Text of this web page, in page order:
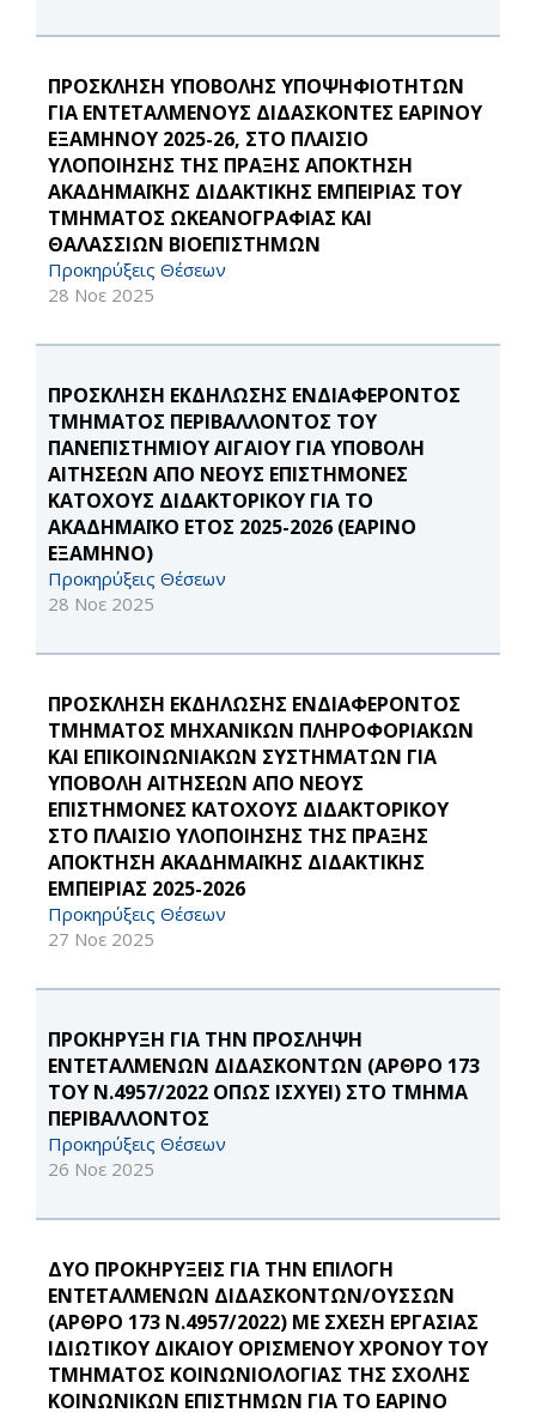
ΠΡΟΣΚΛΗΣΗ ΥΠΟΒΟΛΗΣ ΥΠΟΨΗΦΙΟΤΗΤΩΝ
ΓΙΑ ΕΝΤΕΤΑΛΜΕΝΟΥΣ ΔΙΔΑΣΚΟΝΤΕΣ ΕΑΡΙΝΟΥ
ΕΞΑΜΗΝΟΥ 2025-26, ΣΤΟ ΠΛΑΙΣΙΟ
ΥΛΟΠΟΙΗΣΗΣ ΤΗΣ ΠΡΑΞΗΣ ΑΠΟΚΤΗΣΗ
ΑΚΑΔΗΜΑΪΚΗΣ ΔΙΔΑΚΤΙΚΗΣ ΕΜΠΕΙΡΙΑΣ ΤΟΥ
ΤΜΗΜΑΤΟΣ ΩΚΕΑΝΟΓΡΑΦΙΑΣ ΚΑΙ
ΘΑΛΑΣΣΙΩΝ ΒΙΟΕΠΙΣΤΗΜΩΝ
Προκηρύξεις Θέσεων
28 Νοε 2025
ΠΡΟΣΚΛΗΣΗ ΕΚΔΗΛΩΣΗΣ ΕΝΔΙΑΦΕΡΟΝΤΟΣ
ΤΜΗΜΑΤΟΣ ΠΕΡΙΒΑΛΛΟΝΤΟΣ ΤΟΥ
ΠΑΝΕΠΙΣΤΗΜΙΟΥ ΑΙΓΑΙΟΥ ΓΙΑ ΥΠΟΒΟΛΗ
ΑΙΤΗΣΕΩΝ ΑΠΟ ΝΕΟΥΣ ΕΠΙΣΤΗΜΟΝΕΣ
ΚΑΤΟΧΟΥΣ ΔΙΔΑΚΤΟΡΙΚΟΥ ΓΙΑ ΤΟ
ΑΚΑΔΗΜΑΪΚΟ ΕΤΟΣ 2025-2026 (ΕΑΡΙΝΟ
ΕΞΑΜΗΝΟ)
Προκηρύξεις Θέσεων
28 Νοε 2025
ΠΡΟΣΚΛΗΣΗ ΕΚΔΗΛΩΣΗΣ ΕΝΔΙΑΦΕΡΟΝΤΟΣ
ΤΜΗΜΑΤΟΣ ΜΗΧΑΝΙΚΩΝ ΠΛΗΡΟΦΟΡΙΑΚΩΝ
ΚΑΙ ΕΠΙΚΟΙΝΩΝΙΑΚΩΝ ΣΥΣΤΗΜΑΤΩΝ ΓΙΑ
ΥΠΟΒΟΛΗ ΑΙΤΗΣΕΩΝ ΑΠΟ ΝΕΟΥΣ
ΕΠΙΣΤΗΜΟΝΕΣ ΚΑΤΟΧΟΥΣ ΔΙΔΑΚΤΟΡΙΚΟΥ
ΣΤΟ ΠΛΑΙΣΙΟ ΥΛΟΠΟΙΗΣΗΣ ΤΗΣ ΠΡΑΞΗΣ
ΑΠΟΚΤΗΣΗ ΑΚΑΔΗΜΑΪΚΗΣ ΔΙΔΑΚΤΙΚΗΣ
ΕΜΠΕΙΡΙΑΣ 2025-2026
Προκηρύξεις Θέσεων
27 Νοε 2025
ΠΡΟΚΗΡΥΞΗ ΓΙΑ ΤΗΝ ΠΡΟΣΛΗΨΗ
ΕΝΤΕΤΑΛΜΕΝΩΝ ΔΙΔΑΣΚΟΝΤΩΝ (ΑΡΘΡΟ 173
ΤΟΥ Ν.4957/2022 ΟΠΩΣ ΙΣΧΥΕΙ) ΣΤΟ ΤΜΗΜΑ
ΠΕΡΙΒΑΛΛΟΝΤΟΣ
Προκηρύξεις Θέσεων
26 Νοε 2025
ΔΥΟ ΠΡΟΚΗΡΥΞΕΙΣ ΓΙΑ ΤΗΝ ΕΠΙΛΟΓΗ
ΕΝΤΕΤΑΛΜΕΝΩΝ ΔΙΔΑΣΚΟΝΤΩΝ/ΟΥΣΣΩΝ
(ΑΡΘΡΟ 173 Ν.4957/2022) ΜΕ ΣΧΕΣΗ ΕΡΓΑΣΙΑΣ
ΙΔΙΩΤΙΚΟΥ ΔΙΚΑΙΟΥ ΟΡΙΣΜΕΝΟΥ ΧΡΟΝΟΥ ΤΟΥ
ΤΜΗΜΑΤΟΣ ΚΟΙΝΩΝΙΟΛΟΓΙΑΣ ΤΗΣ ΣΧΟΛΗΣ
ΚΟΙΝΩΝΙΚΩΝ ΕΠΙΣΤΗΜΩΝ ΓΙΑ ΤΟ ΕΑΡΙΝΟ